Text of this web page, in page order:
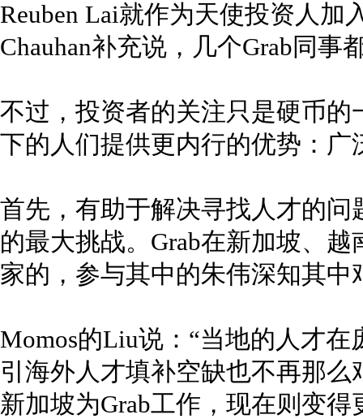
Reuben Lai就作为天使投资人加
Chauhan补充说，几个Grab同事
不过，投资者的关注只是硬币的
下的人们提供更内行的优势：广
首先，有助于解决寻找人才的
的最大挑战。Grab在新加坡、
家的，参与其中的朱伟深知其中
Momos的Liu说：“当地的人才
引海外人才填补空缺也不再那
新加坡为Grab工作，现在则变